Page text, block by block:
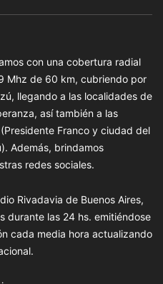
con una cobertura radial
Mhz de 60 km, cubriendo por
llegando a las localidades de
así también a las
Franco y ciudad del
Además, brindamos
redes sociales.
Rivadavia de Buenos Aires,
durante las 24 hs. emitiéndose
cada media hora actualizando